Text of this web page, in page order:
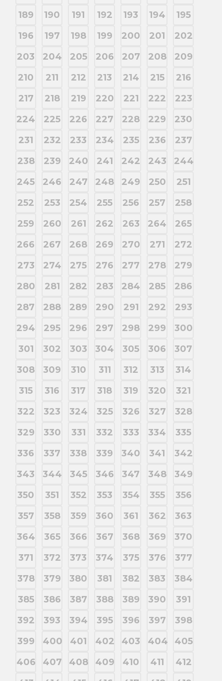
189
190 191 192 193 194
195
196
197 198 199 200 201
202
203
204 205 206 207 208
209
210
211 212 213 214 215
216
217
218 219 220 221 222
223
224
225 226 227 228 229
230
231
232 233 234 235 236
237
238
239 240 241 242 243
244
245
246 247 248 249 250
251
252
253 254 255 256 257
258
259
260 261 262 263 264
265
266
267 268 269 270 271
272
273
274 275 276 277 278
279
280
281 282 283 284 285
286
287
288 289 290 291 292
293
294
295 296 297 298 299
300
301
302 303 304 305 306
307
308
309 310 311 312 313
314
315
316 317 318 319 320
321
322
323 324 325 326 327
328
329
330 331 332 333 334
335
336
337 338 339 340 341
342
343
344 345 346 347 348
349
350
351 352 353 354 355
356
357
358 359 360 361 362
363
364
365 366 367 368 369
370
371
372 373 374 375 376
377
378
379 380 381 382 383
384
385
386 387 388 389 390
391
392
393 394 395 396 397
398
399
400 401 402 403 404
405
406
407 408 409 410 411
412